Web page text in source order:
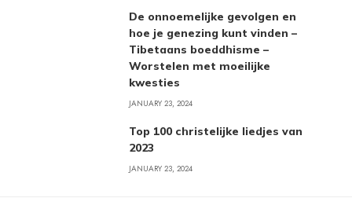
De onnoemelijke gevolgen en
hoe je genezing kunt vinden –
Tibetaans boeddhisme –
Worstelen met moeilijke
kwesties
JANUARY 23, 2024
Top 100 christelijke liedjes van
2023
JANUARY 23, 2024